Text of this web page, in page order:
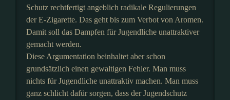
Schutz rechtfertigt angeblich radikale Regulierungen
der E-Zigarette. Das geht bis zum Verbot von Aromen.
Damit soll das Dampfen für Jugendliche unattraktiver
gemacht werden.
Diese Argumentation beinhaltet aber schon
grundsätzlich einen gewaltigen Fehler. Man muss
nichts für Jugendliche unattraktiv machen. Man muss
ganz schlicht dafür sorgen, dass der Jugendschutz